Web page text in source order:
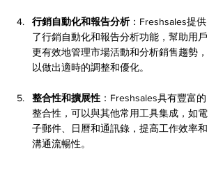
行銷自動化和報告分析：Freshsales提供
了行銷自動化和報告分析功能，幫助用戶
更有效地管理市場活動和分析銷售趨勢，
以做出適時的調整和優化。
整合性和擴展性 ：Freshsales具有豐富的
整合性，可以與其他常用工具集成，如電
子郵件、日曆和通訊錄，提高工作效率和
溝通流暢性。